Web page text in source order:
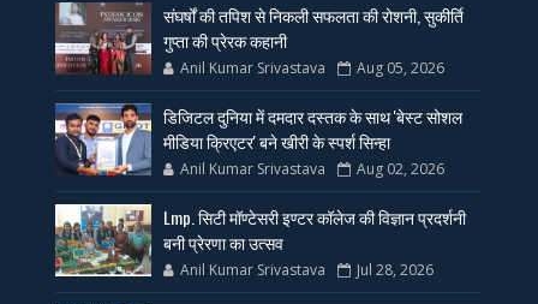
संघर्षों की तपिश से निकली सफलता की रोशनी, सुकीर्ति
गुप्ता की प्रेरक कहानी
Anil Kumar Srivastava Aug 05, 2026
डिजिटल दुनिया में दमदार दस्तक के साथ 'बेस्ट सोशल
मीडिया क्रिएटर' बने खीरी के स्पर्श सिन्हा
Anil Kumar Srivastava Aug 02, 2026
Lmp. सिटी मॉण्टेसरी इण्टर कॉलेज की विज्ञान प्रदर्शनी
बनी प्रेरणा का उत्सव
Anil Kumar Srivastava Jul 28, 2026